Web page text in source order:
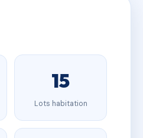
15
Lots habitation